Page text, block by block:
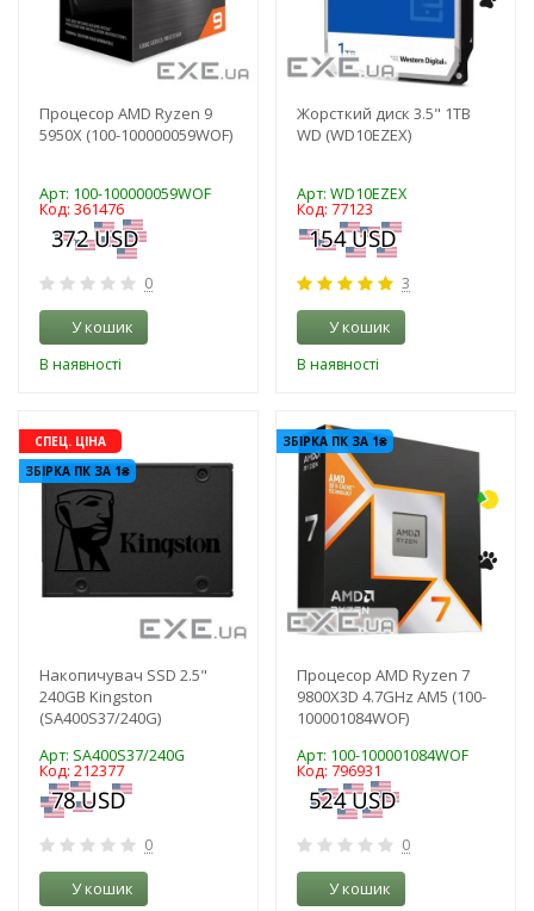
Процесор AMD Ryzen 9
5950X (100-100000059WOF)
Арт: 100-100000059WOF
Код: 361476
0
У кошик
В наявності
Жорсткий диск 3.5" 1TB
WD (WD10EZEX)
Арт: WD10EZEX
Код: 77123
3
У кошик
В наявності
СПЕЦ. ЦІНА
ЗБІРКА ПК ЗА 1₴
Накопичувач SSD 2.5"
240GB Kingston
(SA400S37/240G)
Арт: SA400S37/240G
Код: 212377
0
У кошик
ЗБІРКА ПК ЗА 1₴
Процесор AMD Ryzen 7
9800X3D 4.7GHz AM5 (100-
100001084WOF)
Арт: 100-100001084WOF
Код: 796931
0
У кошик